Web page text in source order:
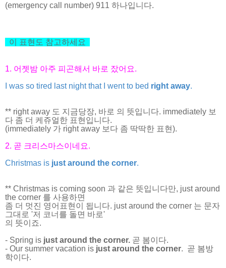
(emergency call number) 911 하나입니다.
이 표현도 참고하세요
1. 어젯밤 아주 피곤해서 바로 잤어요.
I was so tired last night that I went to bed right away.
** right away 도 지금당장, 바로 의 뜻입니다. immediately 보
다 좀 더 케쥬얼한 표현입니다.
(immediately 가 right away 보다 좀 딱딱한 표현).
2. 곧 크리스마스이네요.
Christmas is just around the corner.
** Christmas is coming soon 과 같은 뜻입니다만, just around
the corner 를 사용하면
좀 더 멋진 영어표현이 됩니다. just around the corner 는 문자
그대로 '저 코너를 돌면 바로'
의 뜻이죠.
- Spring is just around the corner. 곧 봄이다.
- Our summer vacation is just around the corner. 곧 봄방
학이다.